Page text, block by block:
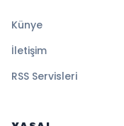
Künye
İletişim
RSS Servisleri